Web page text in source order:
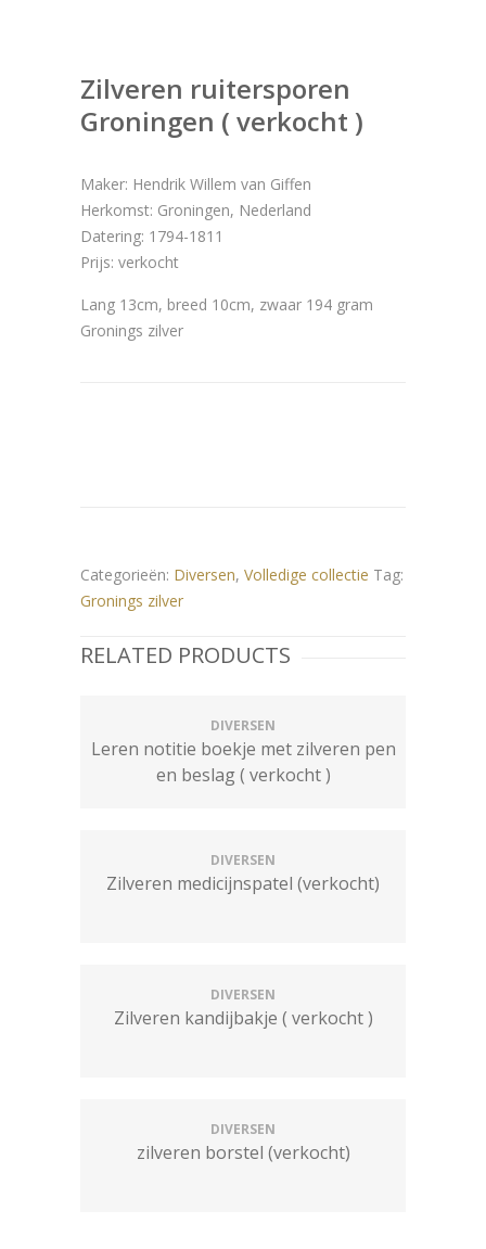
Zilveren ruitersporen
Groningen ( verkocht )
Maker: Hendrik Willem van Giffen
Herkomst: Groningen, Nederland
Datering: 1794-1811
Prijs: verkocht
Lang 13cm, breed 10cm, zwaar 194 gram
Gronings zilver
Categorieën: Diversen, Volledige collectie Tag:
Gronings zilver
RELATED PRODUCTS
DIVERSEN
Leren notitie boekje met zilveren pen
en beslag ( verkocht )
DIVERSEN
Zilveren medicijnspatel (verkocht)
DIVERSEN
Zilveren kandijbakje ( verkocht )
DIVERSEN
zilveren borstel (verkocht)